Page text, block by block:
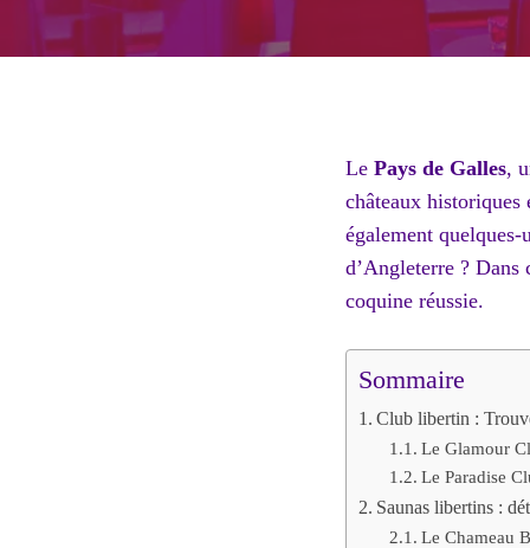
Le Pays de Galles,
châteaux
également
d’Angleterre ? Dans
coquine réussie.
Sommaire
Club libertin :
Le Glamour
Le Paradise
Saunas libertins :
Le Chameau